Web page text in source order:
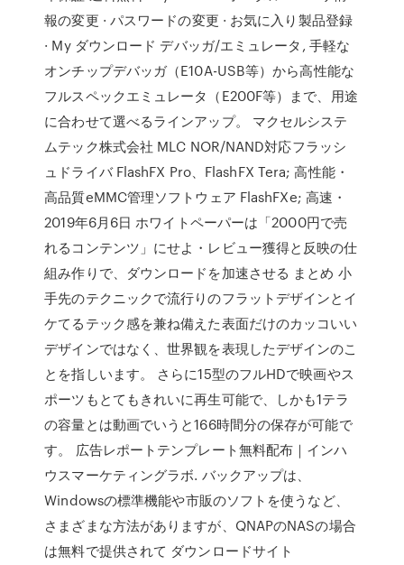
報の変更 · パスワードの変更 · お気に入り製品登録
· My ダウンロード デバッガ/エミュレータ, 手軽な
オンチップデバッガ（E10A-USB等）から高性能な
フルスペックエミュレータ（E200F等）まで、用途
に合わせて選べるラインアップ。 マクセルシステ
ムテック株式会社 MLC NOR/NAND対応フラッシ
ュドライバ FlashFX Pro、FlashFX Tera; 高性能・
高品質eMMC管理ソフトウェア FlashFXe; 高速・
2019年6月6日 ホワイトペーパーは「2000円で売
れるコンテンツ」にせよ・レビュー獲得と反映の仕
組み作りで、ダウンロードを加速させる まとめ 小
手先のテクニックで流行りのフラットデザインとイ
ケてるテック感を兼ね備えた表面だけのカッコいい
デザインではなく、世界観を表現したデザインのこ
とを指しいます。 さらに15型のフルHDで映画やス
ポーツもとてもきれいに再生可能で、しかも1テラ
の容量とは動画でいうと166時間分の保存が可能で
す。 広告レポートテンプレート無料配布｜インハ
ウスマーケティングラボ. バックアップは、
Windowsの標準機能や市販のソフトを使うなど、
さまざまな方法がありますが、QNAPのNASの場合
は無料で提供されて ダウンロードサイト